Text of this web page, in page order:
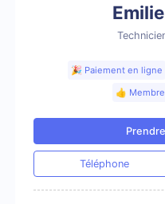
🎉 Paiement en ligne
👍
Téléphone